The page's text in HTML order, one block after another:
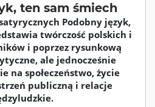
ten sam śmiech
Podobny język,
twórczość polskich i
i poprzez rysunkową
ale jednocześnie
na społeczeństwo, życie
publiczną i relacje